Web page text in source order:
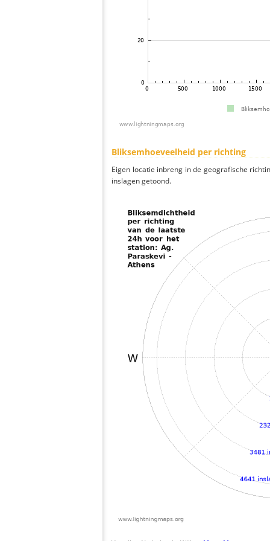
Bliksemhoeveelheid per richting
Eigen locatie inbreng in de geografische
inslagen getoond.